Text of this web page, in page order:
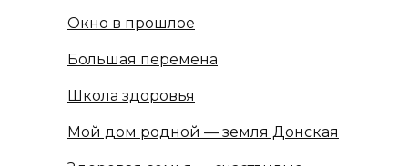
Окно в прошлое
Большая перемена
Школа здоровья
Мой дом родной — земля Донская